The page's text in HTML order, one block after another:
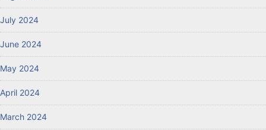
July 2024
June 2024
May 2024
April 2024
March 2024